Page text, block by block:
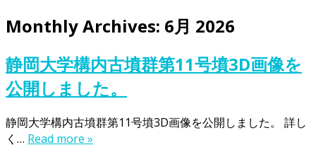
Monthly Archives: 6月 2026
静岡大学構内古墳群第11号墳3D画像を
公開しました。
静岡大学構内古墳群第11号墳3D画像を公開しました。 詳し
く… Read more »